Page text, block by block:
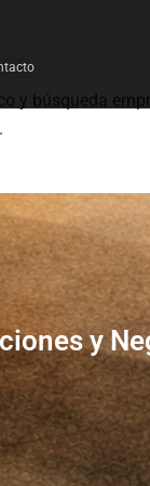
y búsqueda
y